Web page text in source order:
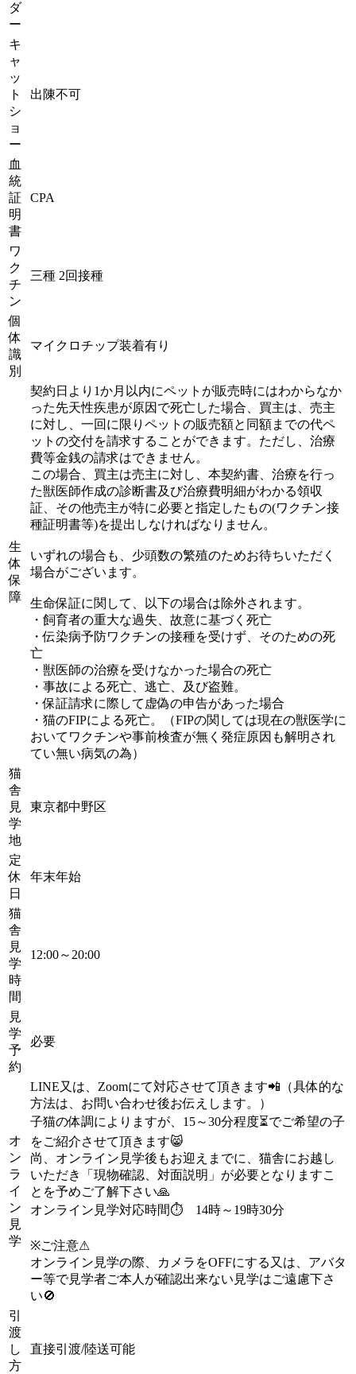
ダ
ー
キ
ャ
ッ
ト
シ
ョ
ー
出陳不可
血
統
証
明
書
CPA
ワ
ク
チ
ン
三種 2回接種
個
体
識
別
マイクロチップ装着有り
生
体
保
障
契約日より1か月以内にペットが販売時にはわからなか
った先天性疾患が原因で死亡した場合、買主は、売主
に対し、一回に限りペットの販売額と同額までの代ペ
ットの交付を請求することができます。ただし、治療
費等金銭の請求はできません。
この場合、買主は売主に対し、本契約書、治療を行っ
た獣医師作成の診断書及び治療費明細がわかる領収
証、その他売主が特に必要と指定したもの(ワクチン接
種証明書等)を提出しなければなりません。
いずれの場合も、少頭数の繁殖のためお待ちいただく
場合がございます。
生命保証に関して、以下の場合は除外されます。
・飼育者の重大な過失、故意に基づく死亡
・伝染病予防ワクチンの接種を受けず、そのための死
亡
・獣医師の治療を受けなかった場合の死亡
・事故による死亡、逃亡、及び盗難。
・保証請求に際して虚偽の申告があった場合
・猫のFIPによる死亡。（FIPの関しては現在の獣医学に
おいてワクチンや事前検査が無く発症原因も解明され
てい無い病気の為）
猫
舎
見
学
地
東京都中野区
定
休
日
年末年始
猫
舎
見
学
時
間
12:00～20:00
見
学
予
約
必要
オ
ン
ラ
イ
ン
見
学
LINE又は、Zoomにて対応させて頂きます📲（具体的な
方法は、お問い合わせ後お伝えします。）
子猫の体調によりますが、15～30分程度⏳でご希望の子
をご紹介させて頂きます😸
尚、オンライン見学後もお迎えまでに、猫舎にお越し
いただき「現物確認、対面説明」が必要となりますこ
とを予めご了解下さい🙏
オンライン見学対応時間⏱ 14時～19時30分
※ご注意⚠
オンライン見学の際、カメラをOFFにする又は、アバタ
ー等で見学者ご本人が確認出来ない見学はご遠慮下さ
い🚫
引
渡
し
方
直接引渡/陸送可能